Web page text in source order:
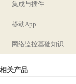
集成与插件
移动App
网络监控基础知识
相关产品